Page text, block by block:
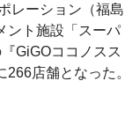
レーション（福島
ント施設「スーパ
GiGOココノスス
店舗となった。